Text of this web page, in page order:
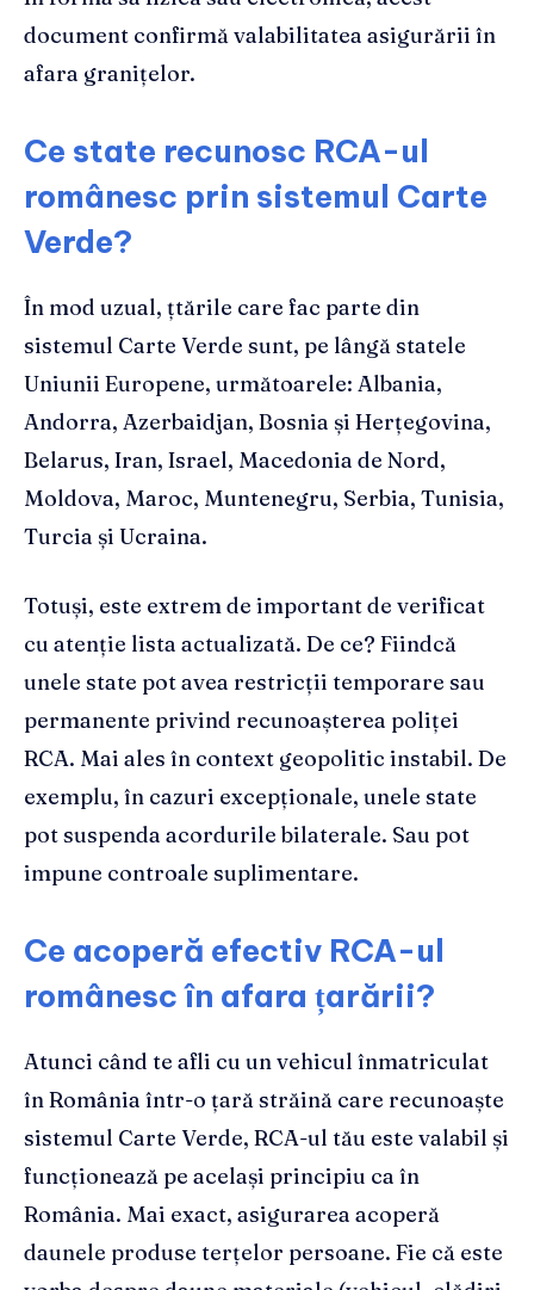
document confirmă valabilitatea asigurării în
afara granițelor.
Ce state recunosc RCA-ul
românesc prin sistemul Carte
Verde?
În mod uzual, țtările care fac parte din
sistemul Carte Verde sunt, pe lângă statele
Uniunii Europene, următoarele: Albania,
Andorra, Azerbaidjan, Bosnia și Herțegovina,
Belarus, Iran, Israel, Macedonia de Nord,
Moldova, Maroc, Muntenegru, Serbia, Tunisia,
Turcia și Ucraina.
Totuși, este extrem de important de verificat
cu atenție lista actualizată. De ce? Fiindcă
unele state pot avea restricții temporare sau
permanente privind recunoașterea poliței
RCA. Mai ales în context geopolitic instabil. De
exemplu, în cazuri excepționale, unele state
pot suspenda acordurile bilaterale. Sau pot
impune controale suplimentare.
Ce acoperă efectiv RCA-ul
românesc în afara țarării?
Atunci când te afli cu un vehicul înmatriculat
în România într-o țară străină care recunoaște
sistemul Carte Verde, RCA-ul tău este valabil și
funcționează pe același principiu ca în
România. Mai exact, asigurarea acoperă
daunele produse terțelor persoane. Fie că este